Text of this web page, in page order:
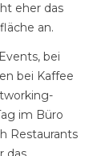
eher das
an.
bei
bei Kaffee
im Büro
Restaurants